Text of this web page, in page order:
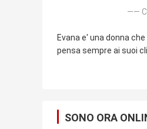
——
Evana e' una donna
pensa sempre ai suoi
SONO ORA